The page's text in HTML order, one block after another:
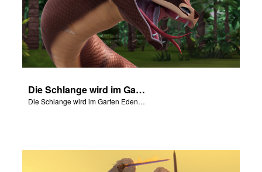
Die Schlange wird im Garten Eden verflucht.
Die Schlange wird im Garten Eden verflucht.